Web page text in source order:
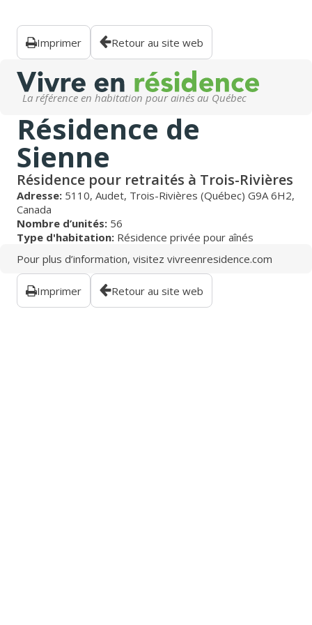
Imprimer Retour au site web
La référence en habitation pour ainés au Québec
Résidence de
Sienne
Résidence pour retraités à Trois-Rivières
Adresse: 5110, Audet, Trois-Rivières (Québec) G9A 6H2,
Canada
Nombre d’unités: 56
Type d'habitation: Résidence privée pour aînés
Pour plus d’information, visitez vivreenresidence.com
Imprimer Retour au site web